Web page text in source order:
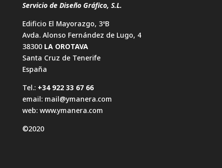
Servicio de Diseño Gráfico, S.L.
Edificio El Mayorazgo, 3ºB
Avda. Alonso Fernández de Lugo, 4
38300 LA OROTAVA
Santa Cruz de Tenerife
España
Tel.: +34 922 33 67 66
email: mail@ymanera.com
web: www.ymanera.com
©2020